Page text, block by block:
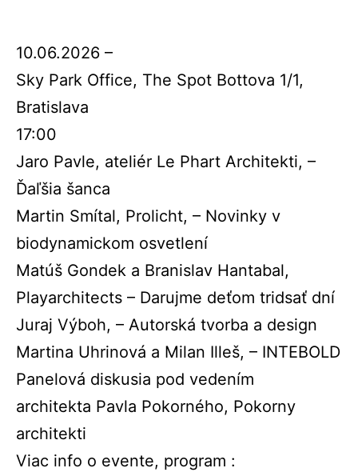
10.06.2026 –
Sky Park Office, The Spot Bottova 1/1,
Bratislava
17:00
Jaro Pavle, ateliér Le Phart Architekti, –
Ďaľšia šanca
Martin Smítal, Prolicht, – Novinky v
biodynamickom osvetlení
Matúš Gondek a Branislav Hantabal,
Playarchitects – Darujme deťom tridsať dní
Juraj Výboh, – Autorská tvorba a design
Martina Uhrinová a Milan Illeš, – INTEBOLD
Panelová diskusia pod vedením
architekta Pavla Pokorného, Pokorny
architekti
Viac info o evente, program :